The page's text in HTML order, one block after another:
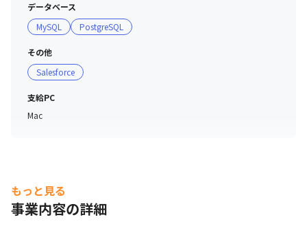
データベース
MySQL
PostgreSQL
その他
Salesforce
支給PC
Mac
もっと見る
事業内容の詳細